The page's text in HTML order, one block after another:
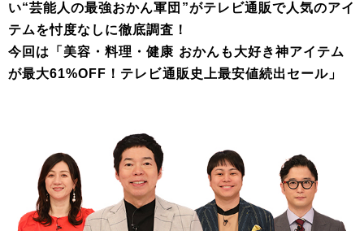
い“芸能人の最強おかん軍団”がテレビ通販で人気のアイ
テムを忖度なしに徹底調査！
今回は「美容・料理・健康 おかんも大好き神アイテム
が最大61%OFF！テレビ通販史上最安値続出セール」